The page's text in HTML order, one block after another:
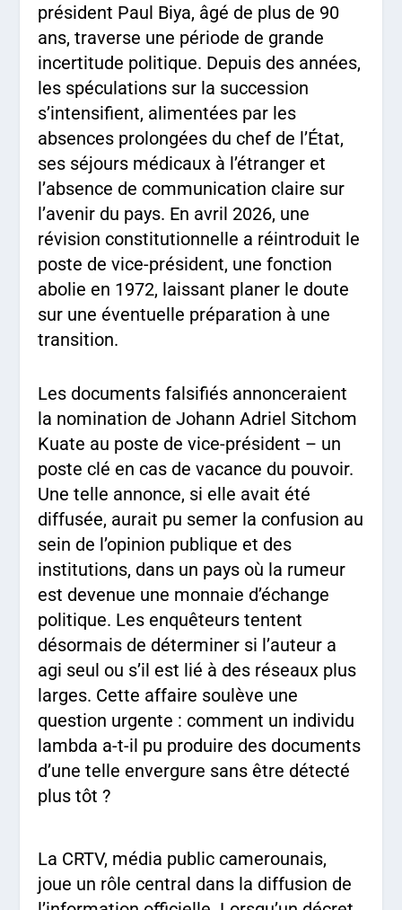
président Paul Biya, âgé de plus de 90
ans, traverse une période de grande
incertitude politique. Depuis des années,
les spéculations sur la succession
s’intensifient, alimentées par les
absences prolongées du chef de l’État,
ses séjours médicaux à l’étranger et
l’absence de communication claire sur
l’avenir du pays. En avril 2026, une
révision constitutionnelle a réintroduit le
poste de vice-président, une fonction
abolie en 1972, laissant planer le doute
sur une éventuelle préparation à une
transition.
Les documents falsifiés annonceraient
la nomination de Johann Adriel Sitchom
Kuate au poste de vice-président – un
poste clé en cas de vacance du pouvoir.
Une telle annonce, si elle avait été
diffusée, aurait pu semer la confusion au
sein de l’opinion publique et des
institutions, dans un pays où la rumeur
est devenue une monnaie d’échange
politique. Les enquêteurs tentent
désormais de déterminer si l’auteur a
agi seul ou s’il est lié à des réseaux plus
larges. Cette affaire soulève une
question urgente : comment un individu
lambda a-t-il pu produire des documents
d’une telle envergure sans être détecté
plus tôt ?
La CRTV, média public camerounais,
joue un rôle central dans la diffusion de